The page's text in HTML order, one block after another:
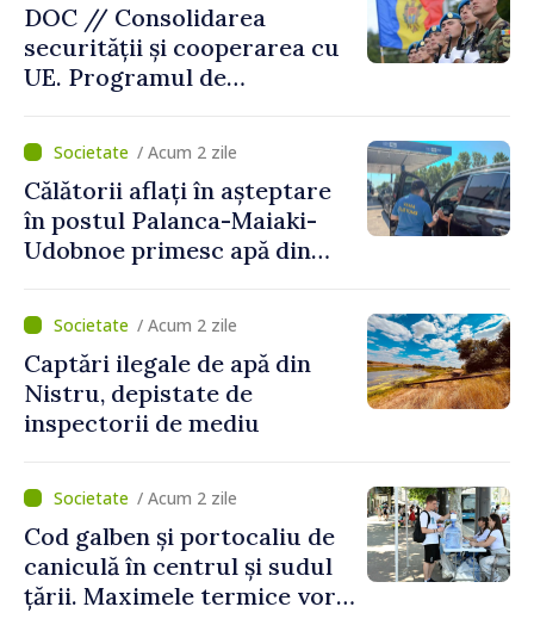
DOC // Consolidarea
securității și cooperarea cu
UE. Programul de
Naționale de Apărare pentru
perioada 2024–2034,
publicat în Monitorul Oficial
/ Acum 2 zile
Călătorii aflați în așteptare
în postul Palanca-Maiaki-
Udobnoe primesc apă din
și a polițiștilor de frontieră
/ Acum 2 zile
Captări ilegale de apă din
Nistru, depistate de
inspectorii de mediu
/ Acum 2 zile
Cod galben și portocaliu de
caniculă în centrul și sudul
țării. Maximele termice vor